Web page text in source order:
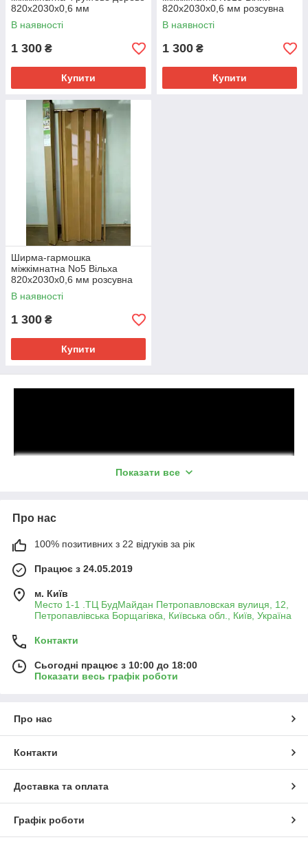
820х2030х0,6 мм
В наявності
1 300 ₴
Купити
820х2030х0,6 мм розсувна
пластикова глуха
В наявності
1 300 ₴
Купити
Ширма-гармошка
міжкімнатна No5 Вільха
820х2030х0,6 мм розсувна
пластикова глуха
В наявності
1 300 ₴
Купити
Показати все
Про нас
100% позитивних з 22 відгуків за рік
Працює з 24.05.2019
м. Київ
Место 1-1 .ТЦ БудМайдан Петропавловская вулиця, 12,
Петропавлівська Борщагівка, Київська обл., Київ, Україна
Контакти
Сьогодні працює з 10:00 до 18:00
Показати весь графік роботи
Про нас
Контакти
Доставка та оплата
Графік роботи